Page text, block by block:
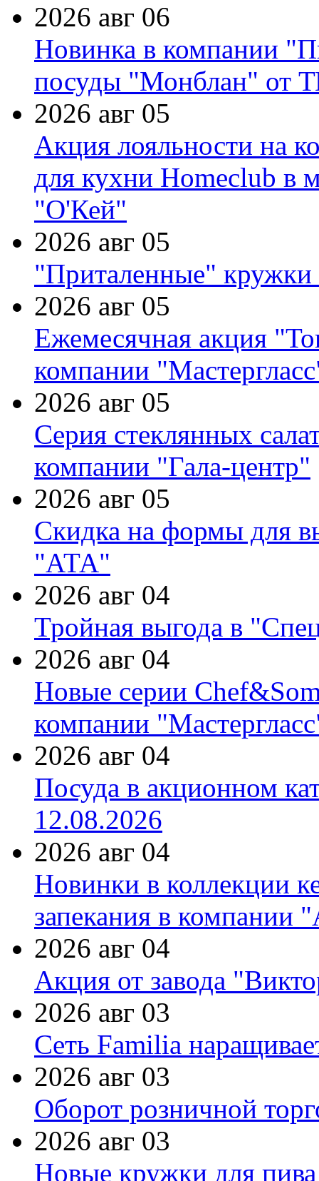
2026 авг 06
Новинка в компании
посуды "Монблан" от
2026 авг 05
Акция лояльности на
для кухни Homeclub в
"О'Кей"
2026 авг 05
"Приталенные" кружки
2026 авг 05
Ежемесячная акция
компании
2026 авг 05
Серия стеклянных
компании "Гала-центр"
2026 авг 05
Скидка на формы для
"АТА"
2026 авг 04
Тройная выгода в
2026 авг 04
Новые серии
компании
2026 авг 04
Посуда в акционном
12.08.2026
2026 авг 04
Новинки в коллекции
запекания в компании
2026 авг 04
Акция от завода
2026 авг 03
Сеть Familia
2026 авг 03
Оборот розничной
2026 авг 03
Новые кружки для